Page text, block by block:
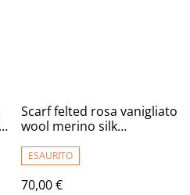
Scarf felted rosa vanigliato
wool merino silk
flowers scarf for women
Unique gift for girls.
ESAURITO
70,00 €